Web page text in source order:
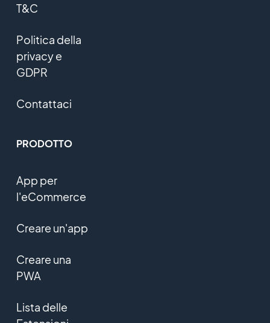
T&C
Politica della
privacy e
GDPR
Contattaci
PRODOTTO
App per
l'eCommerce
Creare un'app
Creare una
PWA
Lista delle